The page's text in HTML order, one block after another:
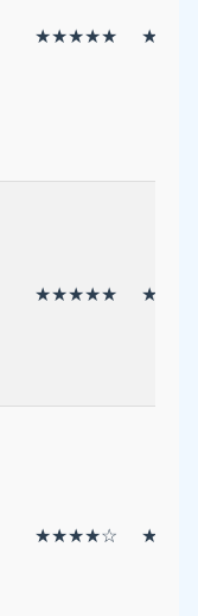
★★★★★
★★★★★
★★★★☆